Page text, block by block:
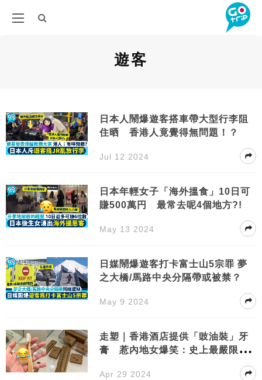
遊客
日本人鬧爆遊客搭車帶大型行李阻
住晒 香港人竟覺得無問題！？
Jul 12 2024
日本年輕女子「海外搵食」10日可
賺500萬円 最常去呢4個地方?!
May 13 2024
日媒鬧爆遊客打卡富士山5宗罪 夢
之大橋/馬路中央分隔帶或被禁？
May 9 2024
走塑｜香港酒店提供「豉油裝」牙
膏 惹內地女爆笑：史上最嚴限塑
Apr 29 2024